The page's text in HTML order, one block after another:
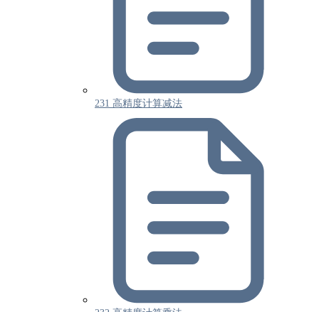
231 高精度计算减法